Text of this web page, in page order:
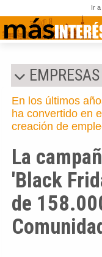
Ir
EMPRESAS
En los últimos
ha convertido en
creación de
La
'Black
de